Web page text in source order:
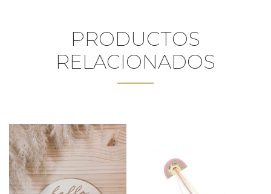
PRODUCTOS
RELACIONADOS